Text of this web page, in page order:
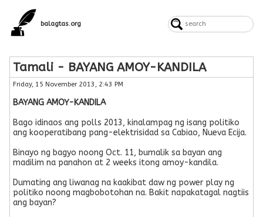
balagtas.org
Tamali - BAYANG AMOY-KANDILA
Friday, 15 November 2013, 2:43 PM
BAYANG AMOY-KANDILA
Bago idinaos ang polls 2013, kinalampag ng isang politiko
ang kooperatibang pang-elektrisidad sa Cabiao, Nueva Ecija.
Binayo ng bagyo noong Oct. 11, bumalik sa bayan ang
madilim na panahon at 2 weeks itong amoy-kandila.
Dumating ang liwanag na kaakibat daw ng power play ng
politiko noong magbobotohan na. Bakit napakatagal nagtiis
ang bayan?